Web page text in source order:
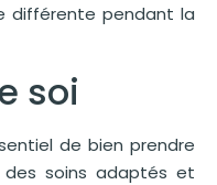
différente pendant la
soi
de bien prendre
des soins adaptés et